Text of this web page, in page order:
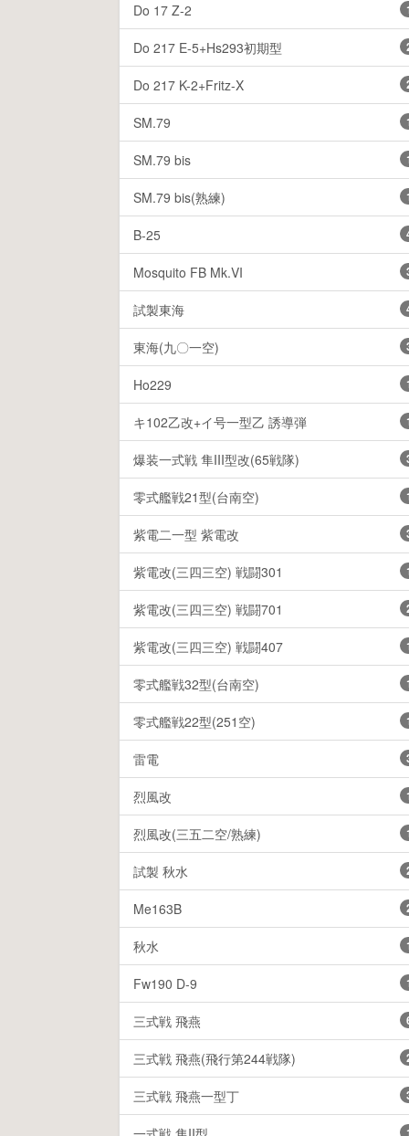
Do 17 Z-2
Do 217 E-5+Hs293初期型
Do 217 K-2+Fritz-X
SM.79
SM.79 bis
SM.79 bis(熟練)
B-25
Mosquito FB Mk.VI
試製東海
東海(九〇一空)
Ho229
キ102乙改+イ号一型乙 誘導弾
爆装一式戦 隼III型改(65戦隊)
零式艦戦21型(台南空)
紫電二一型 紫電改
紫電改(三四三空) 戦闘301
紫電改(三四三空) 戦闘701
紫電改(三四三空) 戦闘407
零式艦戦32型(台南空)
零式艦戦22型(251空)
雷電
烈風改
烈風改(三五二空/熟練)
試製 秋水
Me163B
秋水
Fw190 D-9
三式戦 飛燕
三式戦 飛燕(飛行第244戦隊)
三式戦 飛燕一型丁